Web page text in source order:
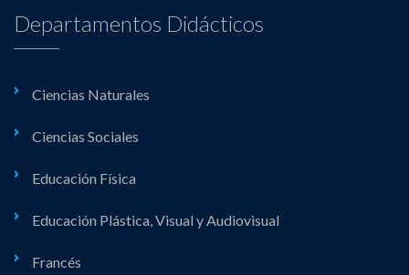
Departamentos Didácticos
Ciencias Naturales
Ciencias Sociales
Educación Física
Educación Plástica, Visual y Audiovisual
Francés